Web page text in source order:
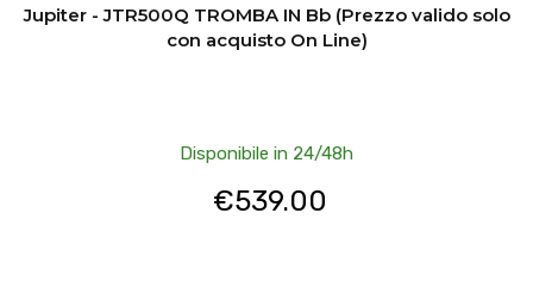
Jupiter - JTR500Q TROMBA IN Bb (Prezzo valido solo
con acquisto On Line)
Disponibile in 24/48h
€539.00